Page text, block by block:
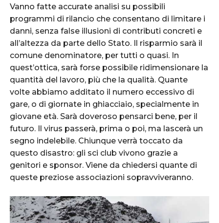
Vanno fatte accurate analisi su possibili
programmi di rilancio che consentano di limitare i
danni, senza false illusioni di contributi concreti e
all’altezza da parte dello Stato. Il risparmio sarà il
comune denominatore, per tutti o quasi. In
quest’ottica, sarà forse possibile ridimensionare la
quantità del lavoro, più che la qualità. Quante
volte abbiamo additato il numero eccessivo di
gare, o di giornate in ghiacciaio, specialmente in
giovane età. Sarà doveroso pensarci bene, per il
futuro. Il virus passerà, prima o poi, ma lascerà un
segno indelebile. Chiunque verrà toccato da
questo disastro: gli sci club vivono grazie a
genitori e sponsor. Viene da chiedersi quante di
queste preziose associazioni sopravviveranno.